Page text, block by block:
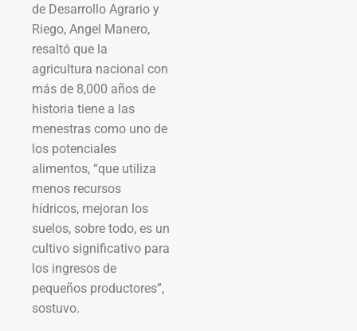
de Desarrollo Agrario y
Riego, Angel Manero,
resaltó que la
agricultura nacional con
más de 8,000 años de
historia tiene a las
menestras como uno de
los potenciales
alimentos, “que utiliza
menos recursos
hídricos, mejoran los
suelos, sobre todo, es un
cultivo significativo para
los ingresos de
pequeños productores”,
sostuvo.